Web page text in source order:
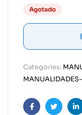
Agotado
Categories: